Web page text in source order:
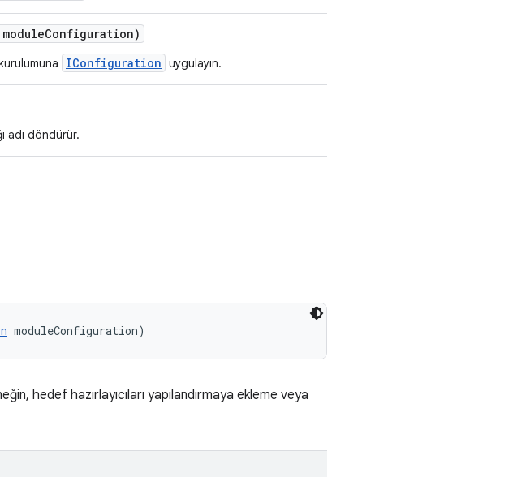
moduleConfiguration)
IConfiguration uygulayın.
adı döndürür.
moduleConfiguration)
hedef hazırlayıcıları yapılandırmaya ekleme veya